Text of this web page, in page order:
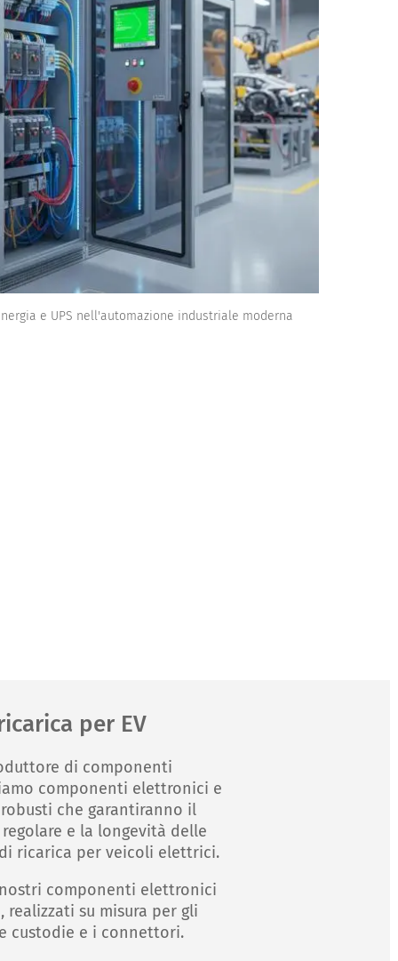
e UPS nell'automazione industriale moderna
per EV
di componenti
componenti elettronici e
che garantiranno il
e la longevità delle
ricarica per veicoli elettrici.
componenti elettronici
realizzati su misura per gli
custodie e i connettori.